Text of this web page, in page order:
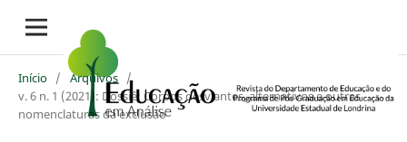
Início / Arquivos /
v. 6 n. 1 (2021): Dossiê: Corpos desviantes, alternativos e outras
nomenclaturas da exclusão